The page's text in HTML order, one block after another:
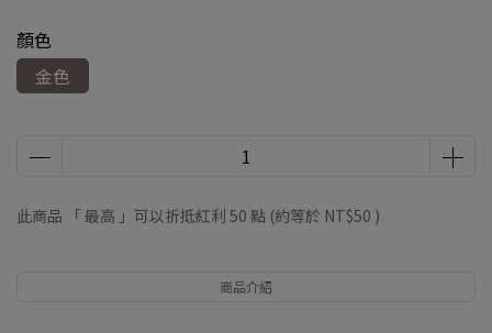
顏色
金色
此商品 「 最高 」可以折抵紅利 50 點 (約等於 NT$50 )
商品介紹